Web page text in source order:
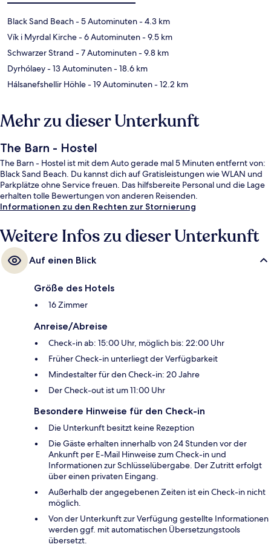
Black Sand Beach- 5 Autominuten- 4.3 km
Vík i Myrdal Kirche- 6 Autominuten- 9.5 km
Schwarzer Strand - 7 Autominuten- 9.8 km
Dyrhólaey- 13 Autominuten- 18.6 km
Hálsanefshellir Höhle- 19 Autominuten- 12.2 km
Mehr zu dieser Unterkunft
The Barn - Hostel
The Barn - Hostel ist mit dem Auto gerade mal 5 Minuten entfernt von:
Black Sand Beach. Du kannst dich auf Gratisleistungen wie WLAN und
Parkplätze ohne Service freuen. Das hilfsbereite Personal und die Lage
erhalten tolle Bewertungen von anderen Reisenden.
Informationen zu den Rechten zur Stornierung
Weitere Infos zu dieser Unterkunft
Auf einen Blick
Größe des Hotels
16 Zimmer
Anreise/Abreise
Check-in ab: 15:00 Uhr, möglich bis: 22:00 Uhr
Früher Check-in unterliegt der Verfügbarkeit
Mindestalter für den Check-in: 20 Jahre
Der Check-out ist um 11:00 Uhr
Besondere Hinweise für den Check-in
Die Unterkunft besitzt keine Rezeption
Die Gäste erhalten innerhalb von 24 Stunden vor der
Ankunft per E-Mail Hinweise zum Check-in und
Informationen zur Schlüsselübergabe. Der Zutritt erfolgt
über einen privaten Eingang.
Außerhalb der angegebenen Zeiten ist ein Check-in nicht
möglich.
Von der Unterkunft zur Verfügung gestellte Informationen
werden ggf. mit automatischen Übersetzungstools
übersetzt.